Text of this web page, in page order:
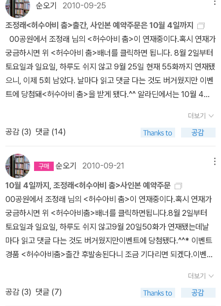
부하던 친구는 성주의 얼굴을 사실과 다른 인자하고 덕망있는 얼굴로
그려 성주로부터 칭찬과 상을 받는다. 과거에 스승이 일출그림을 그
려오라는 숙제를 냈을 때도 솔거는 흐린 날씨로 인해 그림을 그리지
못하고 백지를 스승께 보여주었으나 친구는 상상력을 발휘하여 멋진
일출 그림을 스승에게 보여 주었던 일이 있었다. 두 친구의 상반된 행
동을 통해서 진실한 삶을 살아가기 위해선 용기가 필요하다는 것을
새삼 깨닫는다. 초등 고학년용으로 다시 출간된 책이지만 조정래 문
순오기 2010-09-25
조정래<허수아비 춤>출간, 사인본 예약주문은 10월 4일까지
00공원에서 조정래 님의 <허수아비 춤>이 연재중이다.혹시 연재가
궁금하시면 위 <허수아비 춤>배너를 클릭하면 됩니다. 8월 2일부터
토요일과 일요일, 하루도 쉬지 않고 9월 25일 현재 55화까지 연재됐
으니, 이제 5회 남았다. 날마다 읽고 댓글 다는 것도 버거웠지만 이벤
트에 당첨돼<허수아비 춤>을 받게 됐다.^^ 알라딘에서는 10월 4일
vents/wevent_detail_book.aspx?pn=100914_jo 알라딘 책
소개에는 내가 웹진 연재에 단 댓글도 하나 올라 있다.^^ 박재우의
스카우트비가 입 소문으로만 전해지는데, 어떤 걸 믿어야 할지 난감
하네요. 하여간 윤실장이란 인물이 실권자라는 건 확실하네요. <삼성
을 생각한다>에서 본 이야기들 이 오버랩되네요. _ 순오기* *정치인,
공무원, 법조인, 학자들까지 2천명의 허수아비를 만들어 놓고 자기들
멋대로 돈의 권력을 휘두르는 일광그룹의 횡포를 보는 것이 씁쓸하지
만, 이것이 우리의 현실이라는 걸 부인할 수 없다. 마치 <삼성을 생각
한다> 소설판 같은데, 조정래 선생님의 작품을 본 독자라면 공감할
시원하고 명쾌한 해석과 글발에 압도당한다. 9월 30일까지 조정래
샘 리뷰대회도 있는데... *양철나무구꾼님의 댓글을 보고 추가
하자면...1989년 2월 광주로 내려올 때는 한 5년만 살고 떠날 곳으로
생각했다.하지만 조정래 선생님의 <아리랑>을 읽고 광주살이에 정을
더보기
공감 (3) 댓글 (14)
순오기 2010-09-21
10월 4일까지, 조정래<허수아비 춤>사인본 예약주문
00공원에서 조정래 님의 <허수아비 춤>이 연재중이다.혹시 연재가
궁금하시면 위 <허수아비춤>배너를 클릭하면됩니다.8월 2일부터
토요일과 일요일, 하루도 쉬지 않고9월 20일50화가 연재됐는데날
마다 읽고 댓글 다는 것도 버거웠지만이벤트에 당첨됐다.^^* 이벤트
경품 <허수아비춤>출간 후발송된다니 조금 기다리면 되겠다.이벤트
: 조정래원고 액자 및 도서 - 10명알라딘에서 10월 4일까지 저자 사
인본 예약주문을 받는다.http://www.aladin.co.kr/events/weve
더보기
공감 (3) 댓글 (7)